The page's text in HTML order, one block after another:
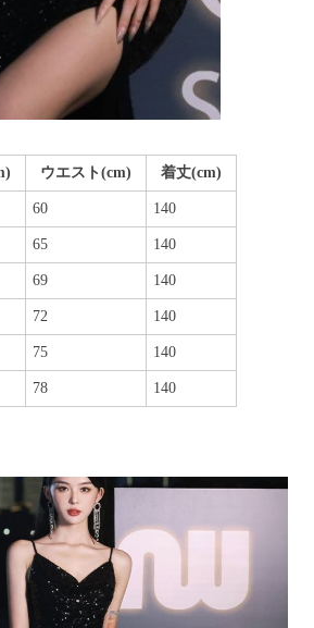
ウエスト(cm) 着丈(cm)
60 140
65 140
69 140
72 140
75 140
78 140